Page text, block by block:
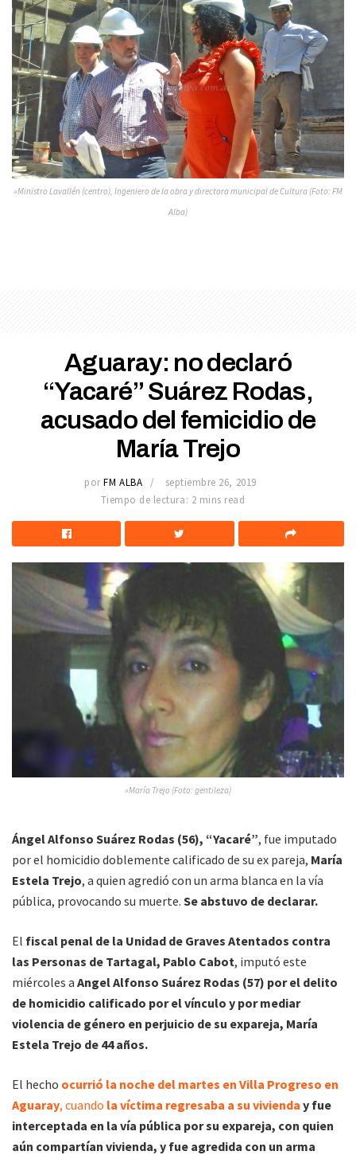
»Ministro Lavallén (centro), Ingeniero de la obra y directora municipal de Cultura (Foto: FM
Alba)
Aguaray: no declaró
“Yacaré” Suárez Rodas,
acusado del femicidio de
María Trejo
por FM ALBA
septiembre 26, 2019
Tiempo de lectura: 2 mins read
»María Trejo (Foto: gentileza)
Ángel Alfonso Suárez Rodas (56), “Yacaré”, fue imputado
por el homicidio doblemente calificado de su ex pareja, María
Estela Trejo, a quien agredió con un arma blanca en la vía
pública, provocando su muerte. Se abstuvo de declarar.
El fiscal penal de la Unidad de Graves Atentados contra
las Personas de Tartagal, Pablo Cabot, imputó este
miércoles a Angel Alfonso Suárez Rodas (57) por el delito
de homicidio calificado por el vínculo y por mediar
violencia de género en perjuicio de su expareja, María
Estela Trejo de 44 años.
El hecho ocurrió la noche del martes en Villa Progreso en
Aguaray, cuando la víctima regresaba a su vivienda y fue
interceptada en la vía pública por su expareja, con quien
aún compartían vivienda, y fue agredida con un arma